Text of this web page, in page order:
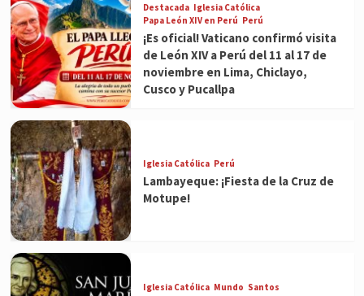
Destacada Iglesia Católica
Papa León XIV en Perú Perú
¡Es oficial! Vaticano confirmó visita
de León XIV a Perú del 11 al 17 de
noviembre en Lima, Chiclayo,
Cusco y Pucallpa
Iglesia Católica Perú
Lambayeque: ¡Fiesta de la Cruz de
Motupe!
Iglesia Católica Mundo Santos